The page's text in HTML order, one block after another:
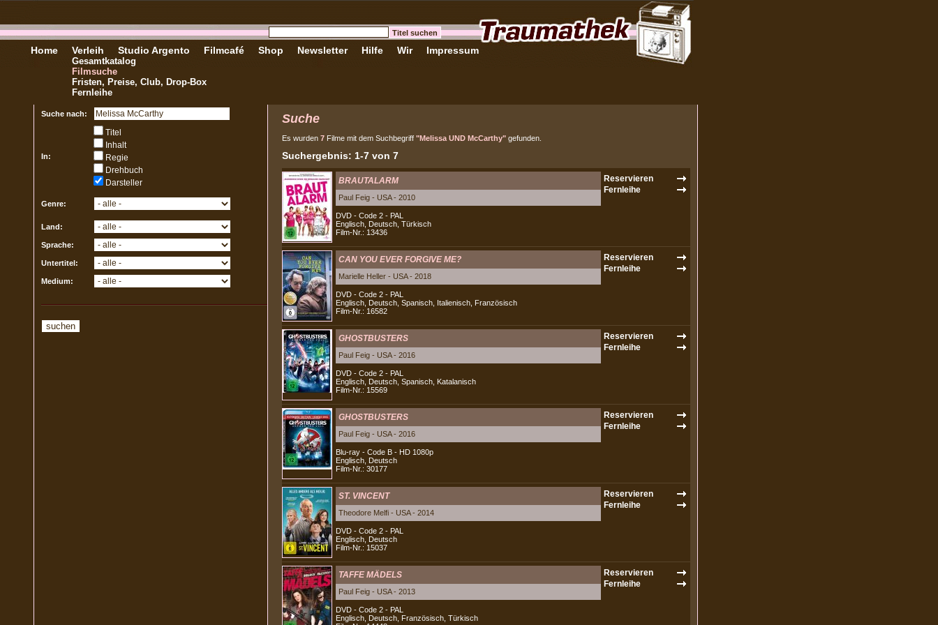
Home Verleih
Gesamtkatalog
Filmsuche
Fristen, Preise, Club, Drop-Box
Fernleihe
Studio Argento Filmcafé Shop Newsletter Hilfe Wir Impressum
Suche nach:
In:
Titel
Inhalt
Regie
Drehbuch
Darsteller
Genre:
Land:
Sprache:
Untertitel:
Medium:
Suche
Es wurden 7 Filme mit dem Suchbegriff "Melissa UND McCarthy" gefunden.
Suchergebnis: 1-7 von 7
BRAUTALARM
Paul Feig - USA - 2010
DVD - Code 2 - PAL
Englisch, Deutsch, Türkisch
Film-Nr.: 13436
CAN YOU EVER FORGIVE ME?
Marielle Heller - USA - 2018
DVD - Code 2 - PAL
Englisch, Deutsch, Spanisch, Italienisch, Französisch
Film-Nr.: 16582
GHOSTBUSTERS
Paul Feig - USA - 2016
DVD - Code 2 - PAL
Englisch, Deutsch, Spanisch, Katalanisch
Film-Nr.: 15569
GHOSTBUSTERS
Paul Feig - USA - 2016
Blu-ray - Code B - HD 1080p
Englisch, Deutsch
Film-Nr.: 30177
ST. VINCENT
Theodore Melfi - USA - 2014
DVD - Code 2 - PAL
Englisch, Deutsch
Film-Nr.: 15037
TAFFE MÄDELS
Paul Feig - USA - 2013
DVD - Code 2 - PAL
Englisch, Deutsch, Französisch, Türkisch